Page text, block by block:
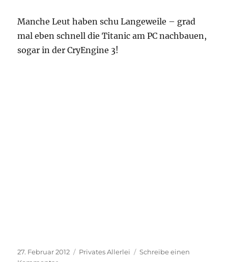
Manche Leut haben schu Langeweile – grad
mal eben schnell die Titanic am PC nachbauen,
sogar in der CryEngine 3!
Veröffentlicht
27. Februar 2012 Kategorien
Privates Allerlei
Schreibe einen